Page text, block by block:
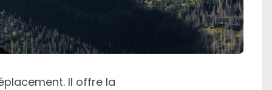
Il offre la